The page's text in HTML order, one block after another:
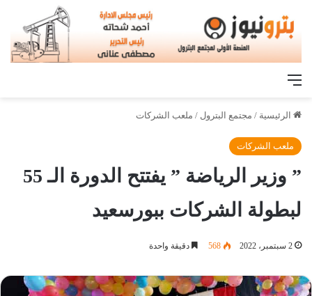
القائمة
الرئيسية / مجتمع البترول / ملعب الشركات
ملعب الشركات
” وزير الرياضة ” يفتتح الدورة الـ 55
لبطولة الشركات ببورسعيد
2 سبتمبر، 2022 568 دقيقة واحدة